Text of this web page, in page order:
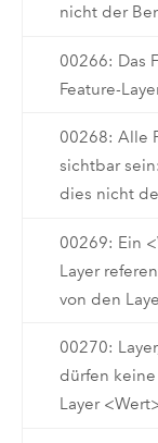
nicht der
00266: Das
Feature-
00268: Alle
sichtbar
dies nicht
00269: Ein
Layer
von den
00270:
dürfen
Layer